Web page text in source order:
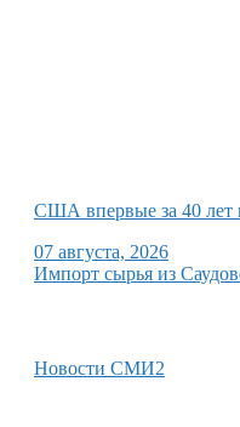
США впервые за 40 лет
07 августа, 2026
Импорт сырья из
Новости СМИ2